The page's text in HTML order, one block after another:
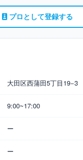
プロとして登録する
大田区西蒲田5丁目19−3
9:00~17:00
ー
ー